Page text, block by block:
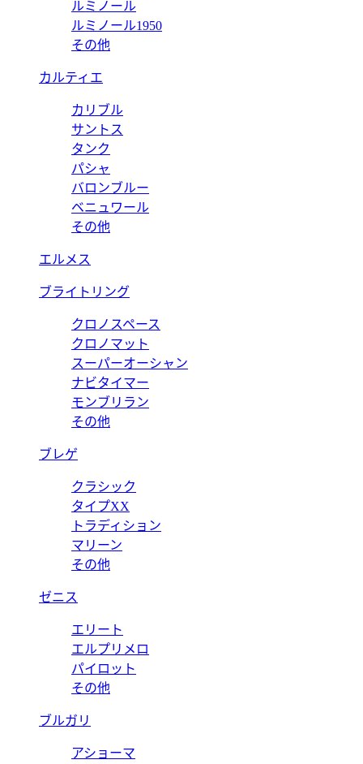
ルミノール
ルミノール1950
その他
カルティエ
カリブル
サントス
タンク
パシャ
バロンブルー
ベニュワール
その他
エルメス
ブライトリング
クロノスペース
クロノマット
スーパーオーシャン
ナビタイマー
モンブリラン
その他
ブレゲ
クラシック
タイプXX
トラディション
マリーン
その他
ゼニス
エリート
エルプリメロ
パイロット
その他
ブルガリ
アショーマ